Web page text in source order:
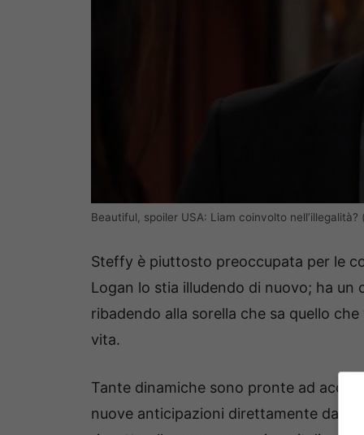
Beautiful, spoiler USA: Liam coinvolto
Steffy è piuttosto preoccupata per le
Logan lo stia illudendo di nuovo; ha
ribadendo alla sorella che sa quello
vita.
Tante dinamiche sono pronte ad
nuove anticipazioni direttamente dagli